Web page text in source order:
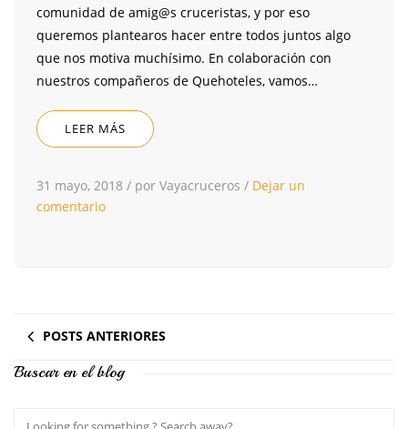
comunidad de amig@s cruceristas, y por eso
queremos plantearos hacer entre todos juntos algo
que nos motiva muchísimo. En colaboración con
nuestros compañeros de Quehoteles, vamos…
LEER MÁS
31 mayo, 2018 / por Vayacruceros / Dejar un
comentario
POSTS ANTERIORES
Buscar en el blog